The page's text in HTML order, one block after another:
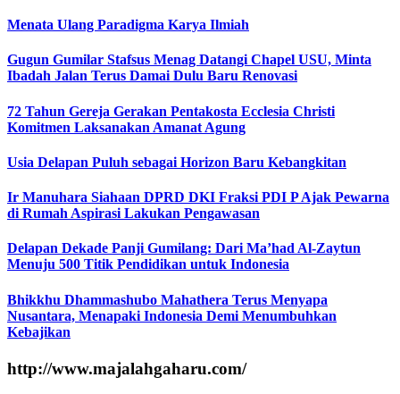
Menata Ulang Paradigma Karya Ilmiah
Gugun Gumilar Stafsus Menag Datangi Chapel USU, Minta
Ibadah Jalan Terus Damai Dulu Baru Renovasi
72 Tahun Gereja Gerakan Pentakosta Ecclesia Christi
Komitmen Laksanakan Amanat Agung
Usia Delapan Puluh sebagai Horizon Baru Kebangkitan
Ir Manuhara Siahaan DPRD DKI Fraksi PDI P Ajak Pewarna
di Rumah Aspirasi Lakukan Pengawasan
Delapan Dekade Panji Gumilang: Dari Ma’had Al-Zaytun
Menuju 500 Titik Pendidikan untuk Indonesia
Bhikkhu Dhammashubo Mahathera Terus Menyapa
Nusantara, Menapaki Indonesia Demi Menumbuhkan
Kebajikan
http://www.majalahgaharu.com/